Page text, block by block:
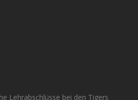
Lehrabschlüsse bei den Tigers